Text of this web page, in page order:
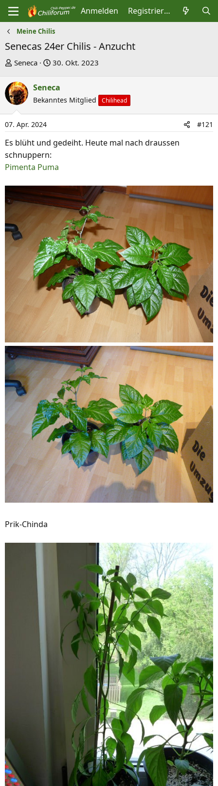
Anmelden Registrieren
Meine Chilis
Senecas 24er Chilis - Anzucht
E
s
t
e
l
e
r
Seneca
E
s
t
l
t
m
30. Okt. 2023
Seneca
Bekanntes Mitglied Chilihead
07. Apr. 2024 #121
Es blüht und gedeiht. Heute mal nach draussen
schnuppern:
Pimenta Puma
Prik-Chinda